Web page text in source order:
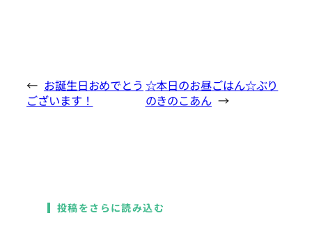
← お誕生日おめでとう
ございます！
☆本日のお昼ごはん☆ぶり
のきのこあん →
投稿をさらに読み込む